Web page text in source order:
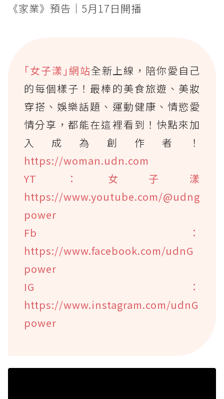
《家業》預告｜5月17日開播
｢女子漾｣網站全新上線，陪你愛自己
的每個樣子！最棒的美食旅遊、美妝
穿搭、娛樂話題、運動健康、情慾愛
情分享，都能在這裡看到！快點來加
入成為創作者！
https://woman.udn.com
YT：女子漾
https://www.youtube.com/@udng
power
Fb：
https://www.facebook.com/udnG
power
IG：
https://www.instagram.com/udnG
power